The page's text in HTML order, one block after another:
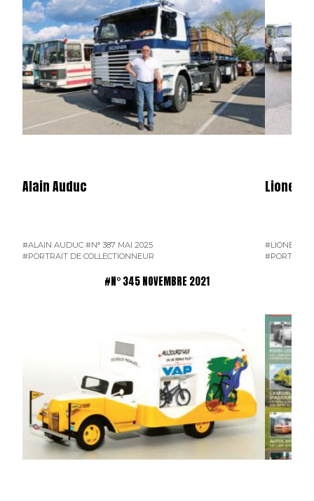
Alain Auduc
#ALAIN AUDUC #N° 387 MAI 2025
#PORTRAIT DE COLLECTIONNEUR
Lionel
#LIONEL
#PORTRAIT
#N° 345 NOVEMBRE 2021